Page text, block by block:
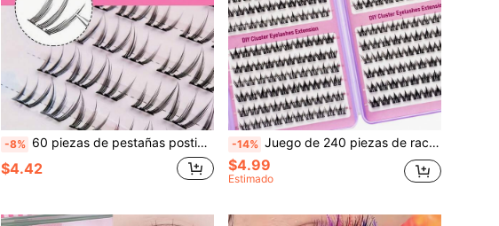
-8% 60 piezas de pestañas postizas de ojo de gato - Rizo C, gruesas y naturales, reutilizables, adecuadas para principiantes, grosor de 0.05 mm, longitud mixta (10-12 mm)
$4.42
-14% Juego de 240 piezas de racimos de pestañas - Estilos de ojo de muñeca y ojo de gato, ligero natural a glamuroso, reutilizable y apto para principiantes, empaque en bandeja morada, adecuado para uso diario o viajes
$4.99
Estimado